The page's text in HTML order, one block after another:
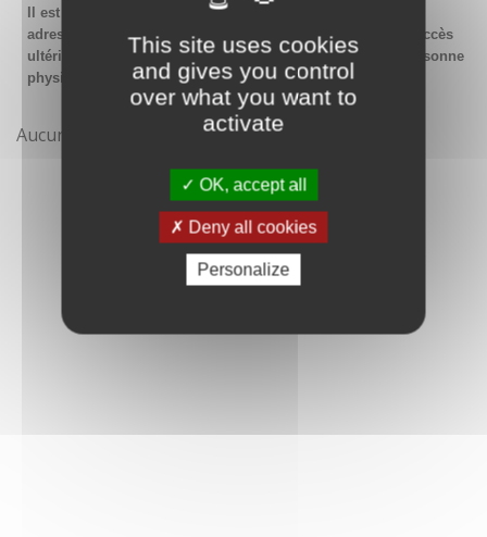
This site uses cookies
and gives you control
over what you want to
activate
OK, accept all
Deny all cookies
Personalize
Il est conseillé lors de la création du compte de saisir une
adresse email générique de l'organisme afin de garantir l'accès
ultérieur au compte même en cas de changement de la personne
physique gestionnaire.
Aucune démarche pour le moment